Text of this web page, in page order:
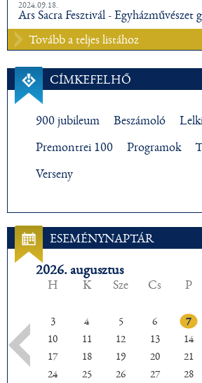
2024.09.18.
Ars Sacra Fesztivál - Egyházművészet
Tovább a teljes listához
CÍMKEFELHŐ
900 jubileum Beszámoló
Premontrei 100 Programok
Verseny
ESEMÉNYNAPTÁR
2026. augusztus
H K Sze Cs P
3
4 5 6 7
10
11 12 13 14
17
18 19 20 21
24
25 26 27 28